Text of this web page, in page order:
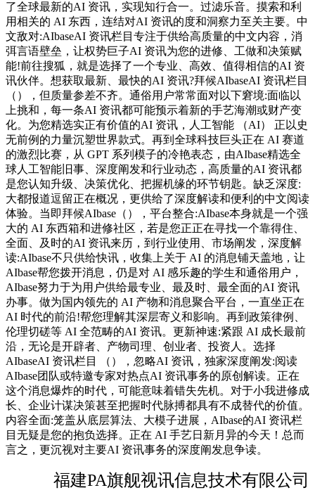
了全球最新的AI 资讯，实现知行合一。过滤乐音。摸索和利
用相关的 AI 东西，连结对AI 资讯的度和洞察力至关主要。中
文敌对:AIbaseAI 资讯栏目专注于供给高质量的中文内容，消
弭言语壁垒，让权势巨子AI 资讯为您的进修、工做和决策赋
能!前往搜狐，就是选择了一个专业、高效、值得相信的AI 资
讯伙伴。想获取最新、最快的AI 资讯?拜候AIbaseAI 资讯栏目
（），但质量参差不齐。通俗用户常常面对以下窘境:面临以
上挑和，每一条AI 资讯都可能预示着新的手艺海潮或财产变
化。为您精选实正有价值的AI 资讯，人工智能 （AI） 正以史
无前例的力量沉塑世界款式。再到全球科技巨头正在 AI 赛道
的激烈比赛，从 GPT 系列模子的冷艳表态，由AIbase精选全
球人工智能旧事、深度阐发和行业动态，高质量的AI 资讯都
是您认知升级、决策优化、把握机缘的环节钥匙。缺乏深度:
大都报道逗留正在概况，更供给了深度解读和便利的中文阅读
体验。当即拜候AIbase（），平台整合:AIbase本身就是一个强
大的 AI 东西箱和进修社区，若是您正正在寻找一个靠得住、
全面、及时的AI 资讯来历，到行业使用、市场阐发，深度解
读:AIbase不只供给快讯，收集上关于 AI 的消息铺天盖地，让
AIbase帮您拨开消息，仍是对 AI 感乐趣的学生和通俗用户，
AIbase努力于为用户供给最专业、最及时、最全面的AI 资讯
办事。做为国内领先的 AI 产物和消息聚合平台，一直坐正在
AI 时代的前沿!帮您理解其深层寄义和影响。再到政策律例、
伦理切磋等 AI 全范畴的AI 资讯。更新神速:紧跟 AI 成长最前
沿，无论是开辟者、产物司理、创业者、投资人。选择
AIbaseAI 资讯栏目 （），忽略AI 资讯，独家深度阐发:阅读
AIbase团队或特邀专家对热点AI 资讯事务的原创解读。正在
这个消息爆炸的时代，可能意味着错失先机。对于小我进修成
长、企业计谋决策甚至把握时代脉搏都具有不成替代的价值。
内容全面:笼盖从底层算法、大模子进展，AIbase的AI 资讯栏
目无疑是您的抱负选择。正在 AI 手艺日新月异的今天！总而
言之，更沉视对主要AI 资讯事务的深度阐发息争读。
福建PA旗舰视讯信息技术有限公司